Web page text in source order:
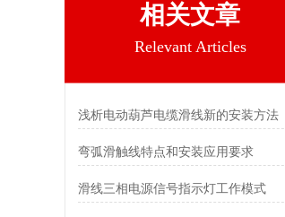
相关文章
Relevant Articles
浅析电动葫芦电缆滑线新的安装方法
弯弧滑触线特点和安装应用要求
滑线三相电源信号指示灯工作模式